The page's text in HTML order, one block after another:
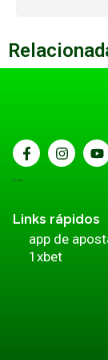
...
Links rápidos
app de
1xbet